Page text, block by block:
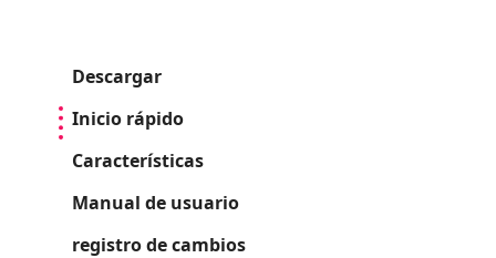
Descargar
Inicio rápido
Características
Manual de usuario
registro de cambios